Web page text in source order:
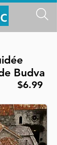
Budva
$6.99